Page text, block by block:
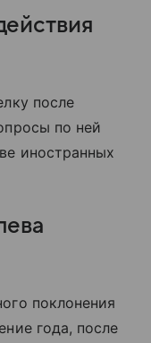
после
по ней
иностранных
поклонения
года, после